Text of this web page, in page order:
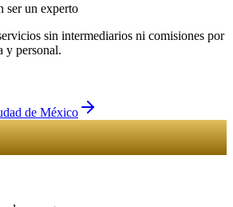
ser un experto
sin intermediarios ni comisiones por
y personal.
de México